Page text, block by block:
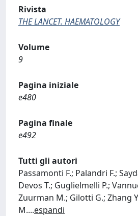
Rivista
THE LANCET. HAEMATOLOGY
Volume
9
Pagina iniziale
e480
Pagina finale
e492
Tutti gli autori
Passamonti F.; Palandri F.;
Devos T.; Guglielmelli P.;
Zuurman M.; Gilotti G.; Zhang
M....espandi